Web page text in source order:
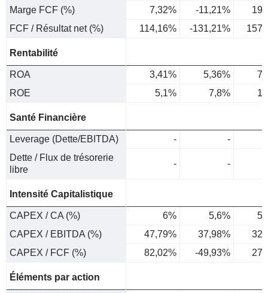
Marge FCF (%)
7,32% -11,21%
FCF / Résultat net (%)
114,16% -131,21%
Rentabilité
ROA 3,41% 5,36%
ROE
5,1% 7,8%
Santé Financière
Leverage (Dette/EBITDA) -
-
Dette / Flux de trésorerie
libre
- -
Intensité Capitalistique
CAPEX / CA (%) 6% 5,6%
CAPEX / EBITDA (%)
47,79% 37,98%
CAPEX / FCF (%)
82,02% -49,93%
Éléments par action